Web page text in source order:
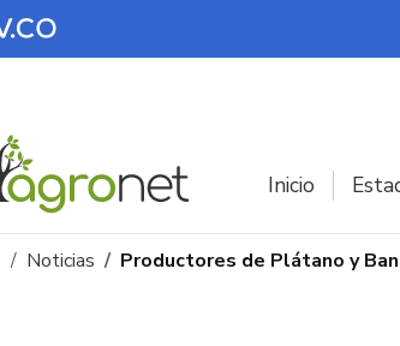
Inicio
de navegación
Noticias Productores de Plátano y